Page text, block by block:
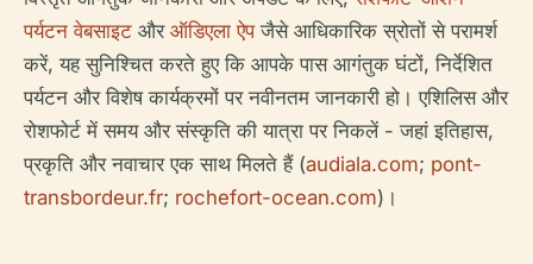
पर्यटन वेबसाइट और ऑडिएला ऐपजैसे आधिकारिक स्रोतों से परामर्श
करें, यह सुनिश्चित करते हुए कि आपके पास आगंतुक घंटों, निर्देशित
पर्यटन और विशेष कार्यक्रमों पर नवीनतम जानकारी हो। एशिलिस और
रोशफोर्ट में समय और संस्कृति की यात्रा पर निकलें - जहां इतिहास,
प्रकृति और नवाचार एक साथ मिलते हैं (audiala.com; pont-
transbordeur.fr; rochefort-ocean.com)।